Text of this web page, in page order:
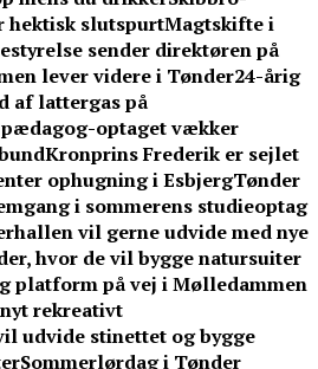
hektisk slutspurtMagtskifte i
sender direktøren på
lever videre i Tønder24-årig
af lattergas på
optaget vækker
Kronprins Frederik er sejlet
ophugning i EsbjergTønder
i sommerens studieoptag
vil gerne udvide med nye
hvor de vil bygge natursuiter
platform på vej i Mølledammen
rekreativt
udvide stinettet og bygge
Sommerlørdag i Tønder